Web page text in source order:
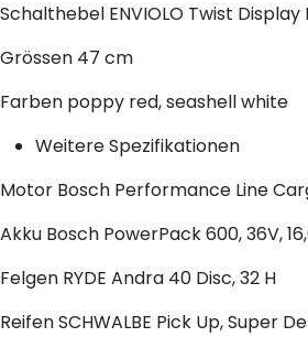
Schalthebel ENVIOLO Twist Display
Grössen 47 cm
Farben poppy red, seashell white
Weitere Spezifikationen
Motor Bosch Performance Line
Akku Bosch PowerPack 600, 36V,
Felgen RYDE Andra 40 Disc, 32 H
ReifenSCHWALBE Pick Up, Super